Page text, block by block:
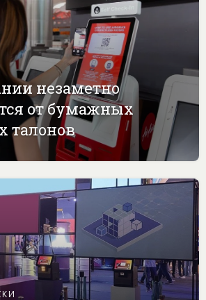
незаметно
от бумажных
талонов